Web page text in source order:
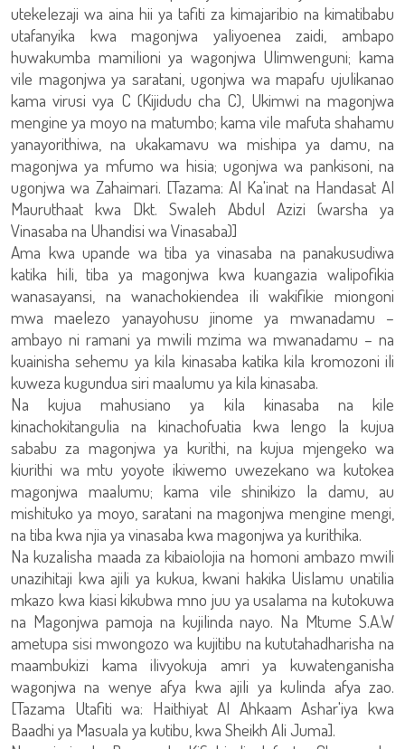
utekelezaji wa aina hii ya tafiti za kimajaribio na kimatibabu
utafanyika kwa magonjwa yaliyoenea zaidi, ambapo
huwakumba mamilioni ya wagonjwa Ulimwenguni; kama
vile magonjwa ya saratani, ugonjwa wa mapafu ujulikanao
kama virusi vya C (Kijidudu cha C), Ukimwi na magonjwa
mengine ya moyo na matumbo; kama vile mafuta shahamu
yanayorithiwa, na ukakamavu wa mishipa ya damu, na
magonjwa ya mfumo wa hisia; ugonjwa wa pankisoni, na
ugonjwa wa Zahaimari. [Tazama: Al Ka'inat na Handasat Al
Mauruthaat kwa Dkt. Swaleh Abdul Azizi (warsha ya
Vinasaba na Uhandisi wa Vinasaba)]
Ama kwa upande wa tiba ya vinasaba na panakusudiwa
katika hili, tiba ya magonjwa kwa kuangazia walipofikia
wanasayansi, na wanachokiendea ili wakifikie miongoni
mwa maelezo yanayohusu jinome ya mwanadamu –
ambayo ni ramani ya mwili mzima wa mwanadamu – na
kuainisha sehemu ya kila kinasaba katika kila kromozoni ili
kuweza kugundua siri maalumu ya kila kinasaba.
Na kujua mahusiano ya kila kinasaba na kile
kinachokitangulia na kinachofuatia kwa lengo la kujua
sababu za magonjwa ya kurithi, na kujua mjengeko wa
kiurithi wa mtu yoyote ikiwemo uwezekano wa kutokea
magonjwa maalumu; kama vile shinikizo la damu, au
mishituko ya moyo, saratani na magonjwa mengine mengi,
na tiba kwa njia ya vinasaba kwa magonjwa ya kurithika.
Na kuzalisha maada za kibaiolojia na homoni ambazo mwili
unazihitaji kwa ajili ya kukua, kwani hakika Uislamu unatilia
mkazo kwa kiasi kikubwa mno juu ya usalama na kutokuwa
na Magonjwa pamoja na kujilinda nayo. Na Mtume S.A.W
ametupa sisi mwongozo wa kujitibu na kututahadharisha na
maambukizi kama ilivyokuja amri ya kuwatenganisha
wagonjwa na wenye afya kwa ajili ya kulinda afya zao.
[Tazama Utafiti wa: Haithiyat Al Ahkaam Ashar'iya kwa
Baadhi ya Masuala ya kutibu, kwa Sheikh Ali Juma].